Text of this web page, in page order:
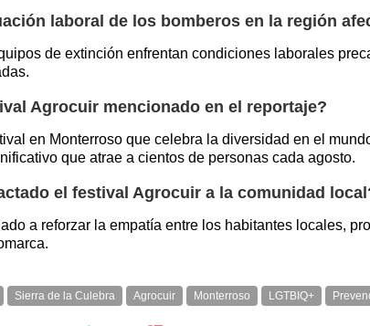
laboral de los bomberos en la región
de extinción enfrentan condiciones laborales
Agrocuir mencionado en el reportaje?
en Monterroso que celebra la diversidad en el
que atrae a cientos de personas cada agosto.
el festival Agrocuir a la comunidad
a reforzar la empatía entre los habitantes locales,
Sierra de la Culebra Agrocuir Monterroso LGTBIQ+